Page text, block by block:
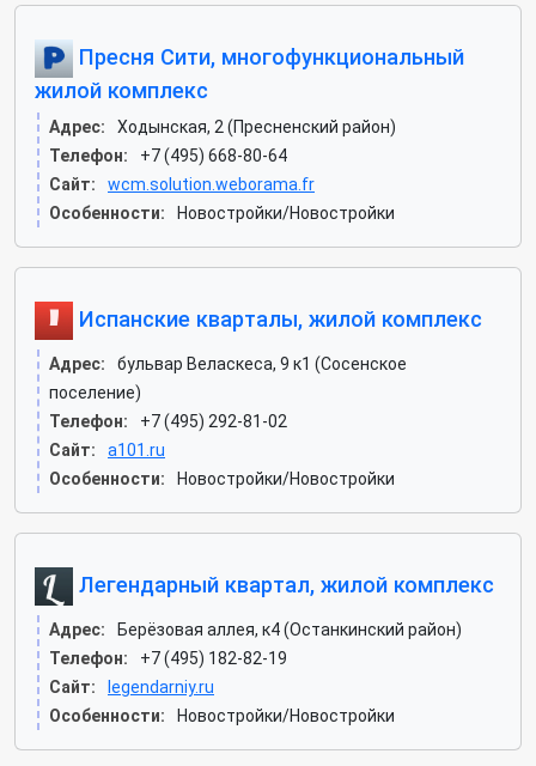
Пресня Сити, многофункциональный
жилой комплекс
Адрес:
Ходынская, 2 (Пресненский район)
Телефон:
+7 (495) 668-80-64
Сайт:
wcm.solution.weborama.fr
Особенности:
Новостройки/Новостройки
Испанские кварталы, жилой комплекс
Адрес:
бульвар Веласкеса, 9 к1 (Сосенское
поселение)
Телефон:
+7 (495) 292-81-02
Сайт:
a101.ru
Особенности:
Новостройки/Новостройки
Легендарный квартал, жилой комплекс
Адрес:
Берёзовая аллея, к4 (Останкинский район)
Телефон:
+7 (495) 182-82-19
Сайт:
legendarniy.ru
Особенности:
Новостройки/Новостройки